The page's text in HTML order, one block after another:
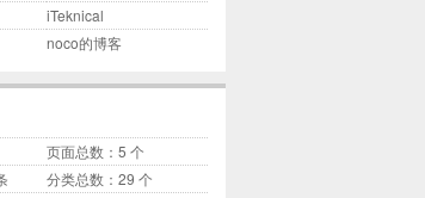
iTeknical
noco的博客
页面总数：5 个
分类总数：29 个